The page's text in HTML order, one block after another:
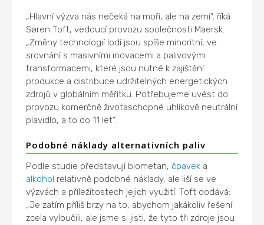
„Hlavní výzva nás nečeká na moři, ale na zemi“, říká
Søren Toft, vedoucí provozu společnosti Maersk.
„Změny technologií lodí jsou spíše minoritní, ve
srovnání s masivními inovacemi a palivovými
transformacemi, které jsou nutné k zajištění
produkce a distribuce udržitelných energetických
zdrojů v globálním měřítku. Potřebujeme uvést do
provozu komerčně životaschopné uhlíkově neutrální
plavidlo, a to do 11 let“.
Podobné náklady alternativních paliv
Podle studie představují biometan,čpavek a
alkohol relativně podobné náklady, ale liší se ve
výzvách a příležitostech jejich využití. Toft dodává:
„Je zatím příliš brzy na to, abychom jakákoliv řešení
zcela vyloučili, ale jsme si jisti, že tyto tři zdroje jsou